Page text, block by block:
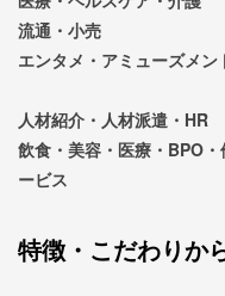
流通・小売
エンタメ・アミューズメン
人材紹介・人材派遣・HR
飲食・美容・医療・BPO・
ービス
特徴・こだわりか